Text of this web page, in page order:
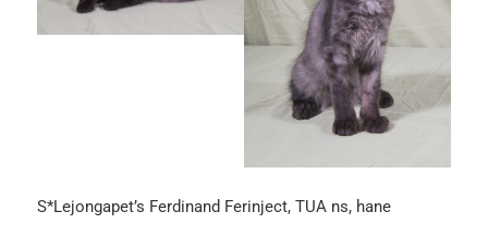
S*Lejongapet’s Ferdinand Ferinject, TUA ns, hane